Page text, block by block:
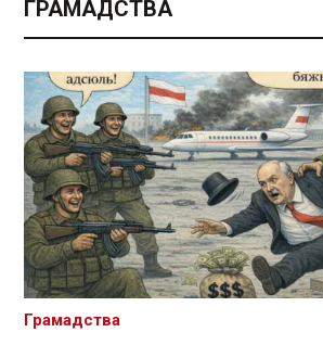
ГРАМАДСТВА
Грамадства